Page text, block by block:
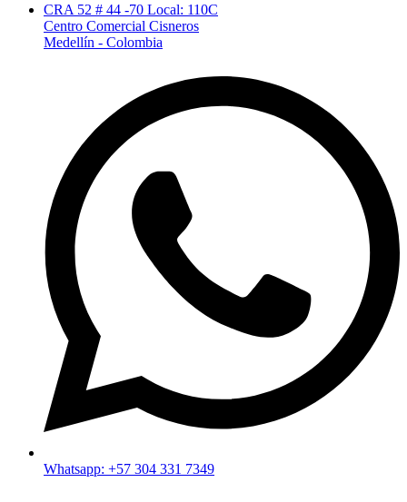
CRA 52 # 44 -70 Local: 110C
Centro Comercial Cisneros
Medellín - Colombia
Whatsapp: +57 304 331 7349